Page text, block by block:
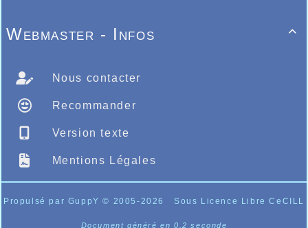

Webmaster - Infos
Nous contacter
Recommander
Version texte
Mentions Légales
Propulsé par GuppY© 2005-2026 Sous Licence Libre CeCILL
Document généré en 0.2 seconde